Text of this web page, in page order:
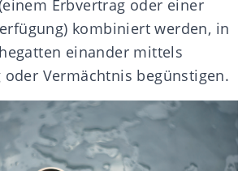
Erbvertrag oder einer
) kombiniert werden, in
einander mittels
oder Vermächtnis begünstigen.